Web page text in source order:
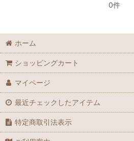
0件
ホーム
ショッピングカート
マイページ
最近チェックしたアイテム
特定商取引法表示